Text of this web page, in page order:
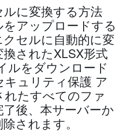
に変換する方法
アップロードする
クセルに自動的に変
されたXLSX形式
ルをダウンロード
ュリティ保護 ア
れたすべてのファ
後、本サーバーか
されます。